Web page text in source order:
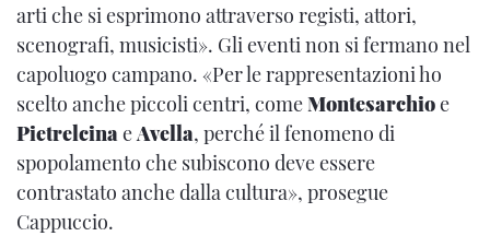
arti che si esprimono attraverso registi, attori,
scenografi, musicisti». Gli eventi non si fermano nel
capoluogo campano. «Per le rappresentazioni ho
scelto anche piccoli centri, comeMontesarchioe
Pietrelcina eAvella, perché il fenomeno di
spopolamento che subiscono deve essere
contrastato anche dalla cultura», prosegue
Cappuccio.